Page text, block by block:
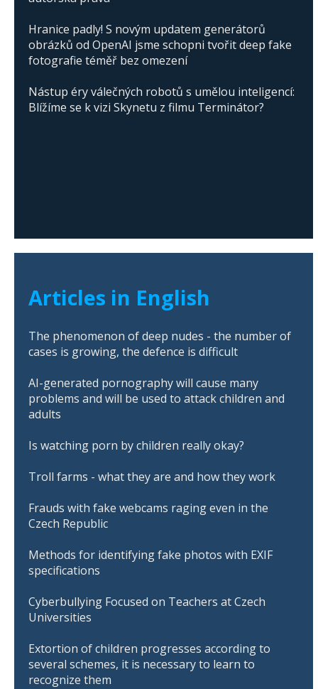
Hranice padly! S novým updatem generátorů
obrázků od OpenAI jsme schopni tvořit deep fake
fotografie téměř bez omezení
Nástup éry válečných robotů s umělou inteligencí:
Blížíme se k vizi Skynetu z filmu Terminátor?
Articles in English
The phenomenon of deep nudes - the number of
cases is growing, the defence is difficult
AI-generated pornography will cause many
problems and will be used to attack children and
adults
Is watching porn by children really okay?
Troll farms - what they are and how they work
Frauds with fake webcams raging even in the
Czech Republic
Methods for identifying fake photos with EXIF
specifications
Cyberbullying Focused on Teachers at Czech
Universities
Extortion of children progresses according to
several schemes, it is necessary to learn to
recognize them